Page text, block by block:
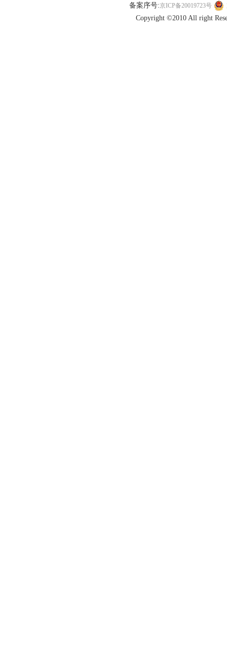
备案序号:京ICP备20019723号
Copyright ©2010 All right